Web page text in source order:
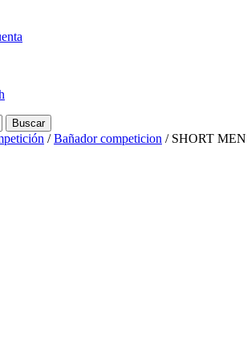
Buscar
/Bañador competicion / SHORT